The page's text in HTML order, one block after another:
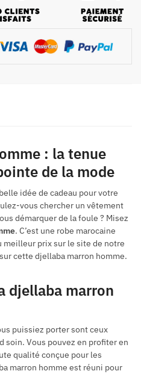
: la tenue
de la mode
idée de cadeau pour votre
vous chercher un vêtement
démarquer de la foule ? Misez
. C’est une robe marocaine
meilleur prix sur le site de notre
cette djellaba marron homme.
djellaba marron
puissiez porter sont ceux
soin. Vous pouvez en profiter en
qualité conçue pour les
marron homme est réuni pour